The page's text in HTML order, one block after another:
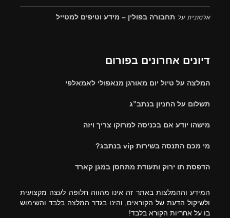
אלמוניתעל תחבורה בפולין – מידע וטיפים למטייל
דיונים אחרונים בפורום
המלצה על טיול יום מאורגן מנאפולי לאמאלפי
תשלום על החניון בנתב”ג
מישהו יודע אם בכניסה למרוקו צריך ויזה
מי מכם התנסה בשירות vip בנתבג?
הדפסת תו ירוק ותעודת מתחסן במגן קארד
המידע וההמלצות באתר זה אינו מהווה חלופה לעצה מקצועית
ולשיקול הדעת של הקוראים, והינו בגדר המלצה בלבד והשימוש
בו על אחריות הקורא בלבד!